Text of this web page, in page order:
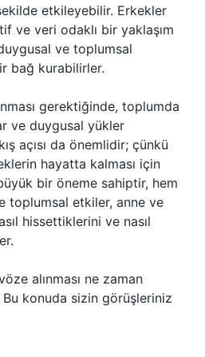
etkileyebilir. Erkekler
ve veri odaklı bir yaklaşım
ve toplumsal
bağ kurabilirler.
gerektiğinde, toplumda
ve duygusal yükler
açısı da önemlidir; çünkü
hayatta kalması için
bir öneme sahiptir, hem
toplumsal etkiler, anne ve
hissettiklerini ve nasıl
alınması ne zaman
konuda sizin görüşleriniz